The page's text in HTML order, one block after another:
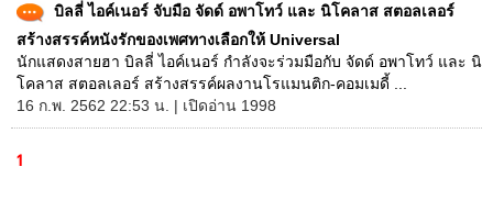
บิลลี่ ไอค์เนอร์ จับมือ จัดด์ อพาโทว์ และ นิโคลาส สตอลเลอร์
สร้างสรรค์หนังรักของเพศทางเลือกให้ Universal
นักแสดงสายฮา บิลลี่ ไอค์เนอร์ กำลังจะร่วมมือกับ จัดด์ อพาโทว์ และ นิ
โคลาส สตอลเลอร์ สร้างสรรค์ผลงานโรแมนติก-คอมเมดี้ ...
16 ก.พ. 2562 22:53 น. | เปิดอ่าน 1998
1